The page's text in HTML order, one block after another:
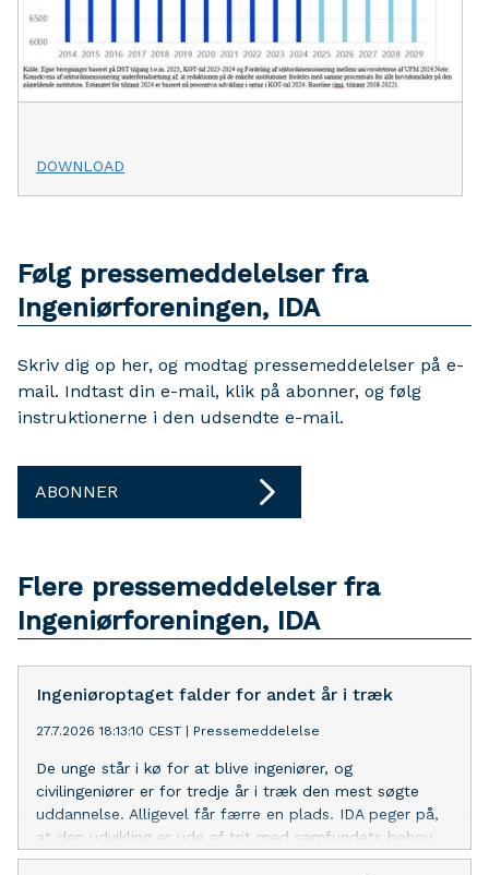
DOWNLOAD
Følg pressemeddelelser fra
Ingeniørforeningen, IDA
Skriv dig op her, og modtag pressemeddelelser på e-
mail. Indtast din e-mail, klik på abonner, og følg
instruktionerne i den udsendte e-mail.
ABONNER
Flere pressemeddelelser fra
Ingeniørforeningen, IDA
Ingeniøroptaget falder for andet år i træk
27.7.2026 18:13:10 CEST | Pressemeddelelse
De unge står i kø for at blive ingeniører, og
civilingeniører er for tredje år i træk den mest søgte
uddannelse. Alligevel får færre en plads. IDA peger på,
at den udvikling er ude af trit med samfundets behov.